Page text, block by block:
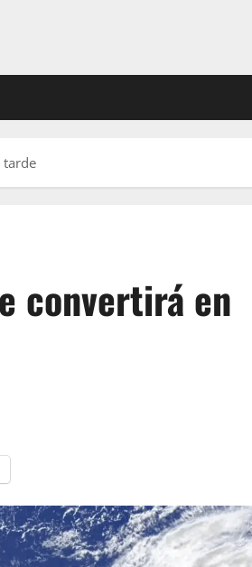
tarde
convertirá en